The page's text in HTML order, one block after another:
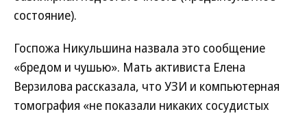
состояние).
Госпожа Никульшина назвала это сообщение
«бредом и чушью». Мать активиста Елена
Верзилова рассказала, что УЗИ и компьютерная
томография «не показали никаких сосудистых